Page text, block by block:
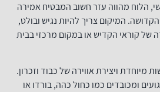
הלוח מהווה עזר חשוב המבטיח אמירה
המיקום צריך להיות נגיש ובולט,
של קוראי הקדיש או במקום מרכזי בבית
מיוחדת ויצירת אווירה של כבוד וזכרון.
ומכובדים כמו כחול כהה, בורדו או